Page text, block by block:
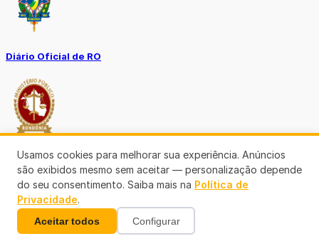
Diário Oficial de RO
Transparência RO
Usamos cookies para melhorar sua experiência. Anúncios
são exibidos mesmo sem aceitar — personalização depende
do seu consentimento. Saiba mais na Política de
Privacidade.
Aceitar todos Configurar